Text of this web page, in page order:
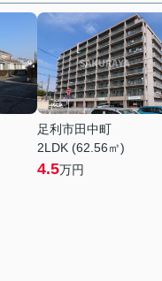
足利市田中町
2LDK (62.56㎡)
4.5万円